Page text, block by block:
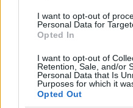
I want to opt-out of
Personal Data for
Opted In
I want to opt-out of
Retention, Sale, and/or
Personal Data that Is
Purposes for which it
Opted Out